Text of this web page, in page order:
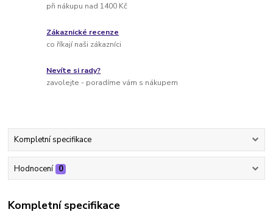
při nákupu nad 1400 Kč
Zákaznické recenze
co říkají naši zákazníci
Nevíte si rady?
zavolejte - poradíme vám s nákupem
Kompletní specifikace
Hodnocení 0
Kompletní specifikace